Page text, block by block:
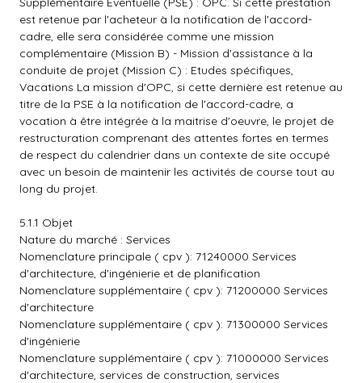
est retenue par l'acheteur à la notification de l'accord-
cadre, elle sera considérée comme une mission
complémentaire (Mission B) - Mission d'assistance à la
conduite de projet (Mission C) : Etudes spécifiques,
Vacations La mission d'OPC, si cette dernière est retenue au
titre de la PSE à la notification de l'accord-cadre, a
vocation à être intégrée à la maitrise d'oeuvre, le projet de
restructuration comprenant des attentes fortes en termes
de respect du calendrier dans un contexte de site occupé
avec un besoin de maintenir les activités de course tout au
long du projet.
5.1.1 Objet
Nature du marché : Services
Nomenclature principale ( cpv ): 71240000 Services
d'architecture, d'ingénierie et de planification
Nomenclature supplémentaire ( cpv ): 71200000 Services
d'architecture
Nomenclature supplémentaire ( cpv ): 71300000 Services
d'ingénierie
Nomenclature supplémentaire ( cpv ): 71000000 Services
d'architecture, services de construction, services